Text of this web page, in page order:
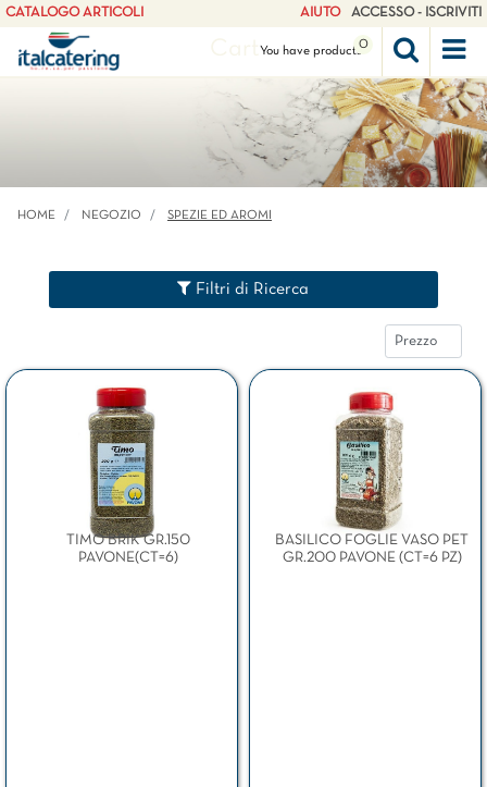
CATALOGO ARTICOLI AIUTO ACCESSO - ISCRIVITI
You have
0
products
HOME NEGOZIO SPEZIE ED AROMI
Filtri di Ricerca
TIMO BRIK GR.150
PAVONE(CT=6)
BASILICO FOGLIE VASO PET
GR.200 PAVONE (CT=6 PZ)